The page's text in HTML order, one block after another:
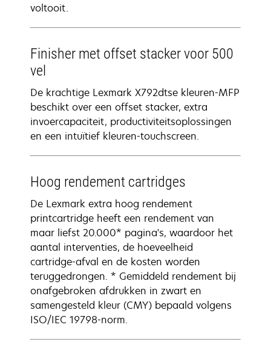
voltooit.
Finisher met offset stacker voor 500
vel
De krachtige Lexmark X792dtse kleuren-MFP
beschikt over een offset stacker, extra
invoercapaciteit, productiviteitsoplossingen
en een intuïtief kleuren-touchscreen.
Hoog rendement cartridges
De Lexmark extra hoog rendement
printcartridge heeft een rendement van
maar liefst 20.000* pagina's, waardoor het
aantal interventies, de hoeveelheid
cartridge-afval en de kosten worden
teruggedrongen. * Gemiddeld rendement bij
onafgebroken afdrukken in zwart en
samengesteld kleur (CMY) bepaald volgens
ISO/IEC 19798-norm.